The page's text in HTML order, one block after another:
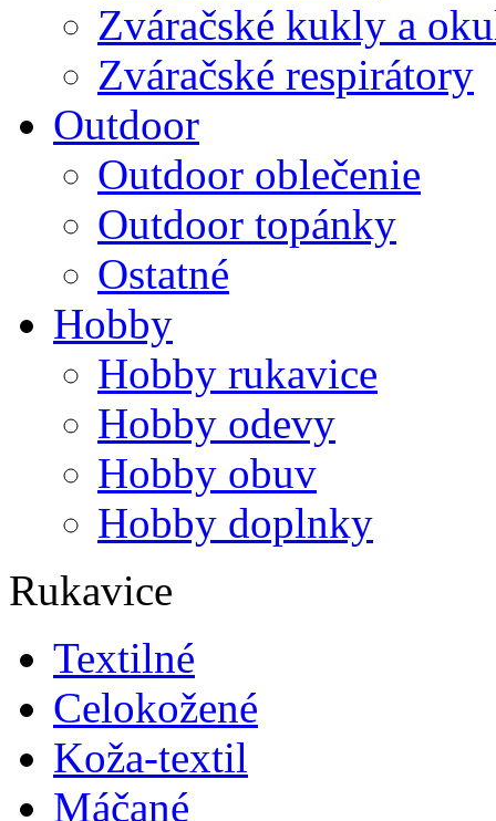
Zváračské kukly a
Zváračské respirátory
Outdoor
Outdoor oblečenie
Outdoor topánky
Ostatné
Hobby
Hobby rukavice
Hobby odevy
Hobby obuv
Hobby doplnky
Rukavice
Textilné
Celokožené
Koža-textil
Máčané